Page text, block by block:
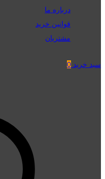
درباره ما
قوانین خرید
مشتریان
سبد خرید 0